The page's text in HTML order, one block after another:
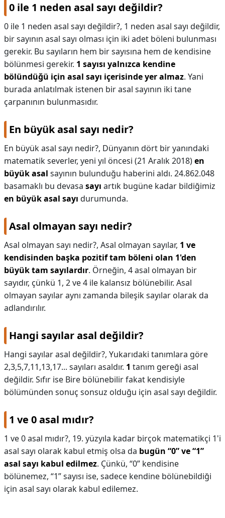
0 ile 1 neden asal sayı değildir?
0 ile 1 neden asal sayı değildir?, 1 neden asal sayı değildir,
bir sayının asal sayı olması için iki adet böleni bulunması
gerekir. Bu sayıların hem bir sayısına hem de kendisine
bölünmesi gerekir. 1 sayısı yalnızca kendine
bölündüğü için asal sayı içerisinde yer almaz. Yani
burada anlatılmak istenen bir asal sayının iki tane
çarpanının bulunmasıdır.
En büyük asal sayı nedir?
En büyük asal sayı nedir?, Dünyanın dört bir yanındaki
matematik severler, yeni yıl öncesi (21 Aralık 2018)en
büyük asal sayının bulunduğu haberini aldı. 24.862.048
basamaklı bu devasa sayı artık bugüne kadar bildiğimiz
en büyük asal sayı durumunda.
Asal olmayan sayı nedir?
Asal olmayan sayı nedir?, Asal olmayan sayılar, 1 ve
kendisinden başka pozitif tam böleni olan 1'den
büyük tam sayılardır. Örneğin, 4 asal olmayan bir
sayıdır, çünkü 1, 2 ve 4 ile kalansız bölünebilir. Asal
olmayan sayılar aynı zamanda bileşik sayılar olarak da
adlandırılır.
Hangi sayılar asal değildir?
Hangi sayılar asal değildir?, Yukarıdaki tanımlara göre
2,3,5,7,11,13,17... sayıları asaldır. 1 tanım gereği asal
değildir. Sıfır ise Bire bölünebilir fakat kendisiyle
bölümünden sonuç sonsuz olduğu için asal sayı değildir.
1 ve 0 asal mıdır?
1 ve 0 asal mıdır?, 19. yüzyıla kadar birçok matematikçi 1'i
asal sayı olarak kabul etmiş olsa da bugün “0” ve “1”
asal sayı kabul edilmez. Çünkü, “0” kendisine
bölünemez, “1” sayısı ise, sadece kendine bölünebildiği
için asal sayı olarak kabul edilemez.